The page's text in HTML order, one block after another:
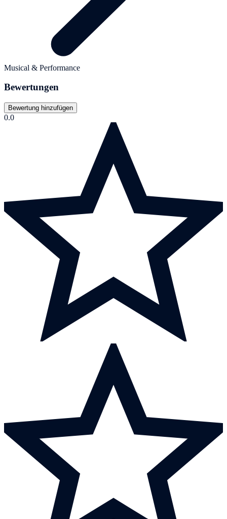
Musical & Performance
Bewertungen
Bewertung hinzufügen
0.0